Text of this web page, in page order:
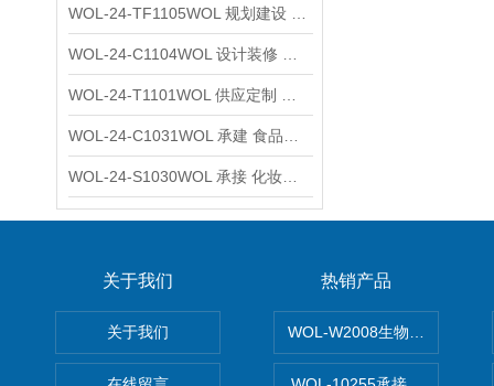
关于我们
关于我们
热销产品
WOL-W2008生物制药GMP